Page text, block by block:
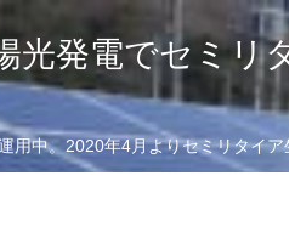
光発電でセミリ
用中。2020年4月よりセミリタイ